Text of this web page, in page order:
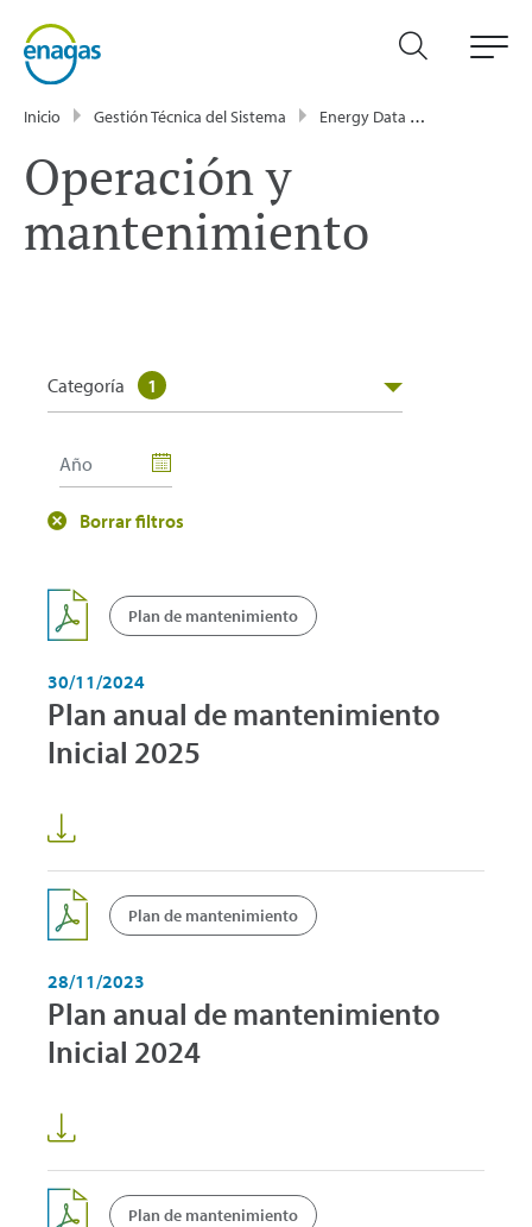
Inicio Gestión Técnica del Sistema Energy Data
Operación y
mantenimiento
Categoría 1
Borrar filtros
Plan de mantenimiento
30/11/2024
Plan anual de mantenimiento
Inicial 2025
Plan de mantenimiento
28/11/2023
Plan anual de mantenimiento
Inicial 2024
Plan de mantenimiento